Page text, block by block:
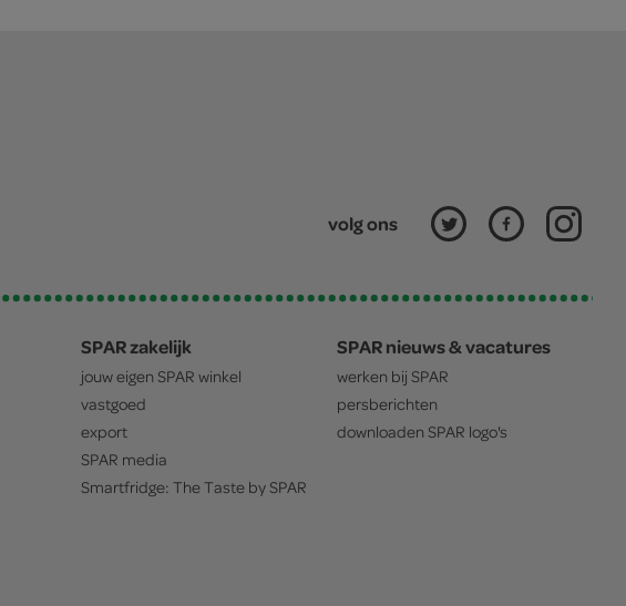
volg ons
SPAR zakelijk
jouw eigen SPAR winkel
vastgoed
export
SPAR media
Smartfridge: The Taste bySPAR
SPAR nieuws & vacatures
werken bij SPAR
persberichten
downloaden SPAR logo's